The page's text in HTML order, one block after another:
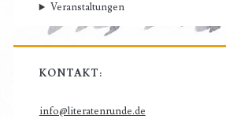
Veranstaltungen
KONTAKT:
info@literatenrunde.de